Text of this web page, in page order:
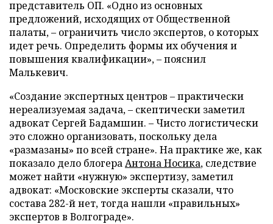
представитель ОП. «Одно из основных
предложений, исходящих от Общественной
палаты, – ограничить число экспертов, о которых
идет речь. Определить формы их обучения и
повышения квалификации», – пояснил
Малькевич.
«Создание экспертных центров – практически
нереализуемая задача, – скептически заметил
адвокат Сергей Бадамшин. – Чисто логистически
это сложно организовать, поскольку дела
«размазаны» по всей стране». На практике же, как
показало дело блогераАнтона Носика, следствие
может найти «нужную» экспертизу, заметил
адвокат: «Московские эксперты сказали, что
состава 282-й нет, тогда нашли «правильных»
экспертов в Волгограде».